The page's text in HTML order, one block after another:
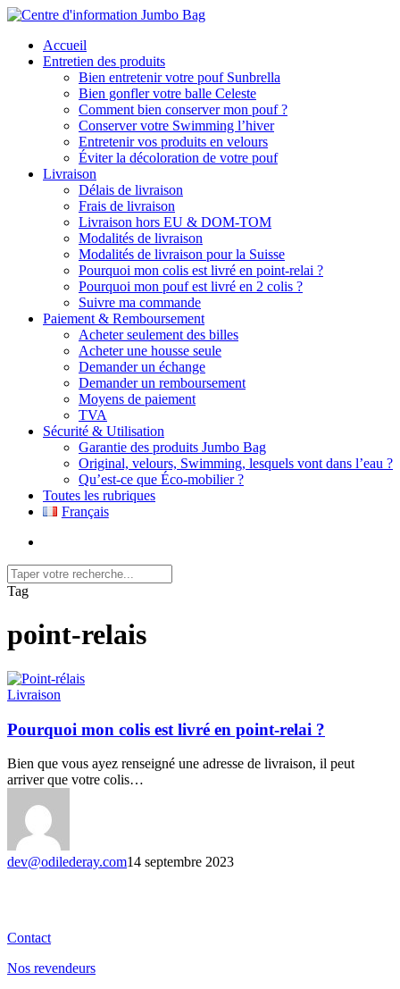
Skip
main
content
search
Menu
Accueil
Entretien des produits
Bien entretenir votre pouf Sunbrella
Bien gonfler votre balle Celeste
Comment bien conserver mon pouf ?
Conserver votre Swimming l’hiver
Entretenir vos produits en velours
Éviter la décoloration de votre pouf
Livraison
Délais de livraison
Frais de livraison
Livraison hors EU & DOM-TOM
Modalités de livraison
Modalités de livraison pour la Suisse
Pourquoi mon colis est livré en point-relai ?
Pourquoi mon pouf est livré en 2 colis ?
Suivre ma commande
Paiement & Remboursement
Acheter seulement des billes
Acheter une housse seule
Demander un échange
Demander un remboursement
Moyens de paiement
TVA
Sécurité & Utilisation
Garantie des produits Jumbo Bag
Original, velours, Swimming, lesquels vont dans l’eau ?
Qu’est-ce que Éco-mobilier ?
Toutes les rubriques
Français
Close
Tag
point-relais
Livraison
Pourquoi mon colis est livré en point-relai ?
Bien que vous ayez renseigné une adresse de livraison, il peut
arriver que votre colis…
dev@odilederay.com14 septembre 2023
Contact
Nos revendeurs